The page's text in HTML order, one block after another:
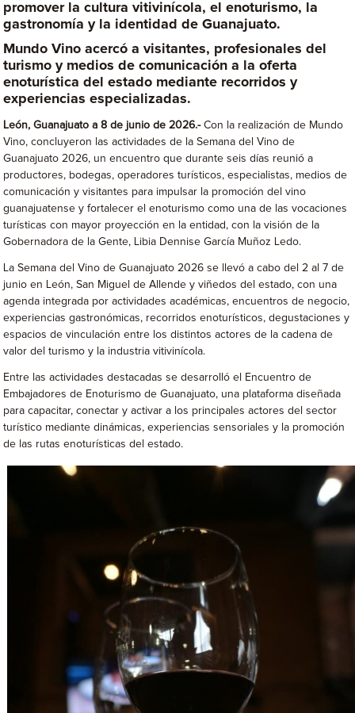
promover la cultura vitivinícola, el enoturismo, la
gastronomía y la identidad de Guanajuato.
Mundo Vino acercó a visitantes, profesionales del
turismo y medios de comunicación a la oferta
enoturística del estado mediante recorridos y
experiencias especializadas.
León, Guanajuato a 8 de junio de 2026.-Con la realización de Mundo
Vino, concluyeron las actividades de la Semana del Vino de
Guanajuato 2026, un encuentro que durante seis días reunió a
productores, bodegas, operadores turísticos, especialistas, medios de
comunicación y visitantes para impulsar la promoción del vino
guanajuatense y fortalecer el enoturismo como una de las vocaciones
turísticas con mayor proyección en la entidad, con la visión de la
Gobernadora de la Gente, Libia Dennise García Muñoz Ledo.
La Semana del Vino de Guanajuato 2026 se llevó a cabo del 2 al 7 de
junio en León, San Miguel de Allende y viñedos del estado, con una
agenda integrada por actividades académicas, encuentros de negocio,
experiencias gastronómicas, recorridos enoturísticos, degustaciones y
espacios de vinculación entre los distintos actores de la cadena de
valor del turismo y la industria vitivinícola.
Entre las actividades destacadas se desarrolló el Encuentro de
Embajadores de Enoturismo de Guanajuato, una plataforma diseñada
para capacitar, conectar y activar a los principales actores del sector
turístico mediante dinámicas, experiencias sensoriales y la promoción
de las rutas enoturísticas del estado.